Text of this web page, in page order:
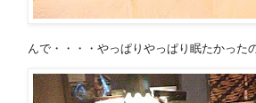
んで・・・・やっぱりやっぱり眠たかった